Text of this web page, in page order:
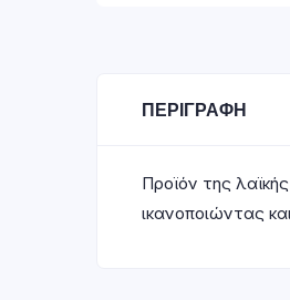
ΠΕΡΙΓΡΑΦΉ
Προϊόν της
ικανοποιώντας